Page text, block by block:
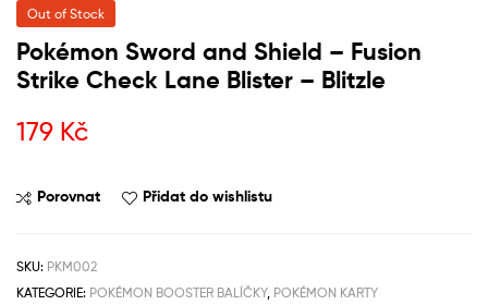
Out of Stock
Pokémon Sword and Shield – Fusion
Strike Check Lane Blister – Blitzle
179 Kč
Porovnat Přidat do wishlistu
SKU: PKM002
KATEGORIE: POKÉMON BOOSTER BALÍČKY, POKÉMON KARTY